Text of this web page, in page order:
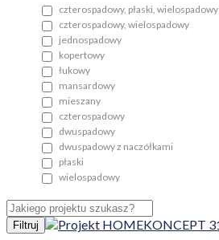
czterospadowy, płaski, wielospadowy
czterospadowy, wielospadowy
jednospadowy
kopertowy
łukowy
mansardowy
mieszany
czterospadowy
dwuspadowy
dwuspadowy z naczółkami
płaski
wielospadowy
Filtruj